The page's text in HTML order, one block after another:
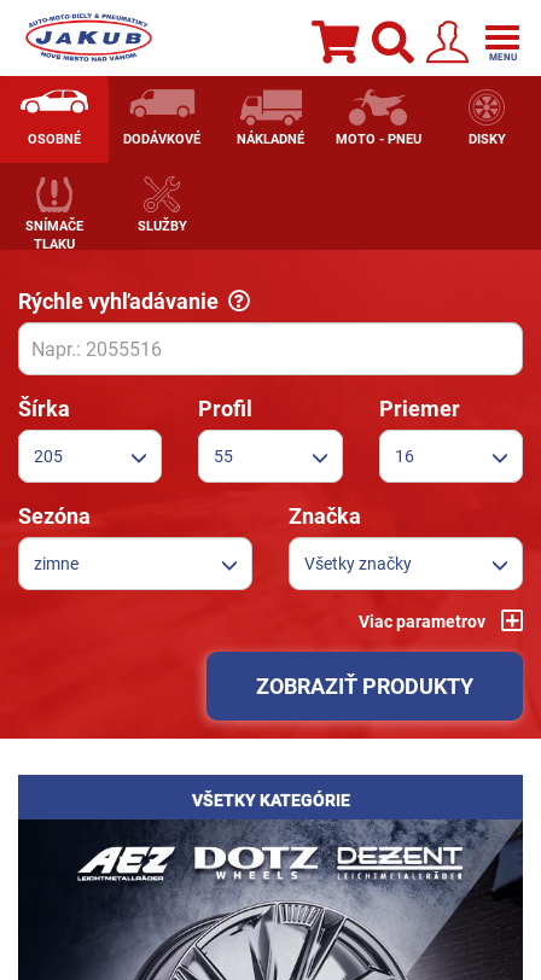
MENU
OSOBNÉ DODÁVKOVÉ NÁKLADNÉ MOTO - PNEU DISKY
SNÍMAČE
TLAKU
SLUŽBY
Rýchle vyhľadávanie
Šírka
205
Profil
55
Priemer
16
Sezóna
zimne
Značka
Všetky značky
Viac parametrov
ZOBRAZIŤ PRODUKTY
VŠETKY KATEGÓRIE